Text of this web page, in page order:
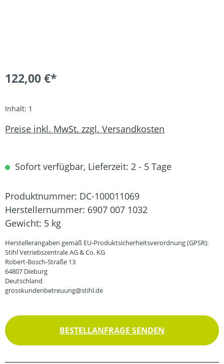
122,00 €*
Inhalt: 1
Preise inkl. MwSt. zzgl. Versandkosten
Sofort verfügbar, Lieferzeit: 2 - 5 Tage
Produktnummer: DC-100011069
Herstellernummer: 6907 007 1032
Gewicht: 5 kg
Herstellerangaben gemäß EU-Produktsicherheitsverordnung (GPSR):
Stihl Vetriebszentrale AG & Co. KG
Robert-Bosch-Straße 13
64807 Dieburg
Deutschland
grosskundenbetreuung@stihl.de
BESTELLANFRAGE SENDEN